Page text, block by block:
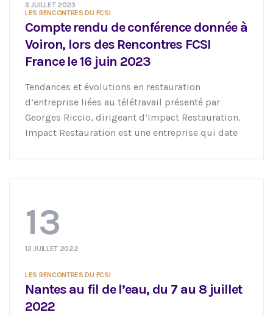
3 JUILLET 2023
LES RENCONTRES DU FCSI
Compte rendu de conférence donnée à
Voiron, lors des Rencontres FCSI
France le 16 juin 2023
Tendances et évolutions en restauration
d’entreprise liées au télétravail présenté par
Georges Riccio, dirigeant d’Impact Restauration.
Impact Restauration est une entreprise qui date
13
13 JUILLET 2022
LES RENCONTRES DU FCSI
Nantes au fil de l’eau, du 7 au 8 juillet
2022